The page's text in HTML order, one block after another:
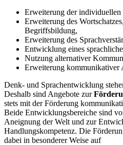
Erweiterung der individuellen
Erweiterung des
Begriffsbildung,
Erweiterung des
Entwicklung eines
Nutzung alternativer
Erweiterung kommunikativer
Denk- und Sprachentwicklung
Deshalb sind Angebote zur
stets mit der Förderung
Beide Entwicklungsbereiche sind
Aneignung der Welt und zur
Handlungskompetenz. Die
dabei in besonderer Weise auf